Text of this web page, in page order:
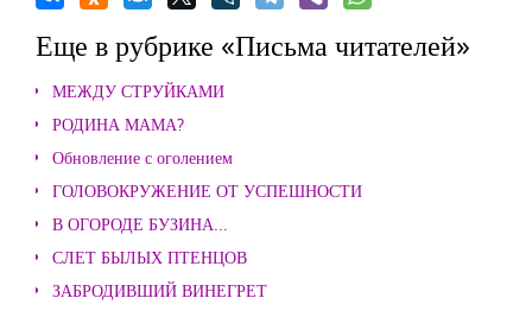
Еще в рубрике «Письма читателей»
МЕЖДУ СТРУЙКАМИ
РОДИНА МАМА?
Обновление с оголением
ГОЛОВОКРУЖЕНИЕ ОТ УСПЕШНОСТИ
В ОГОРОДЕ БУЗИНА...
СЛЕТ БЫЛЫХ ПТЕНЦОВ
ЗАБРОДИВШИЙ ВИНЕГРЕТ